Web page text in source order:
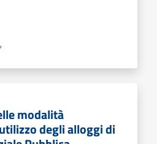
modalità
degli alloggi di